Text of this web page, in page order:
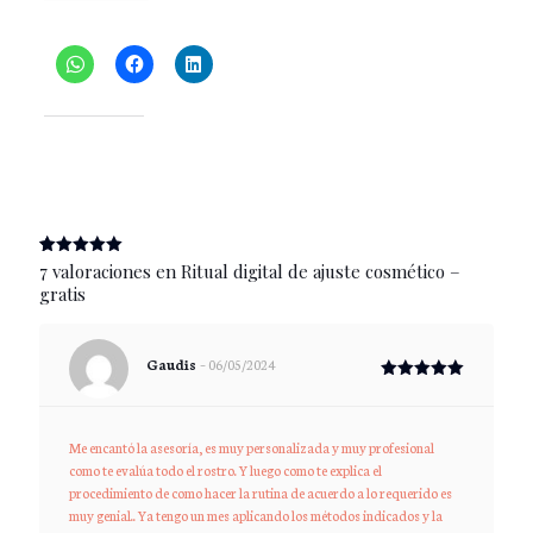
Valorado
con5.00
de 5 en
7
clientes
7 valoraciones en Ritual digital de ajuste cosmético –
gratis
Gaudis –06/05/2024
Me encantó la asesoría, es muy personalizada y muy profesional
como te evalúa todo el rostro. Y luego como te explica el
procedimiento de como hacer la rutina de acuerdo a lo requerido es
muy genial.. Ya tengo un mes aplicando los métodos indicados y la